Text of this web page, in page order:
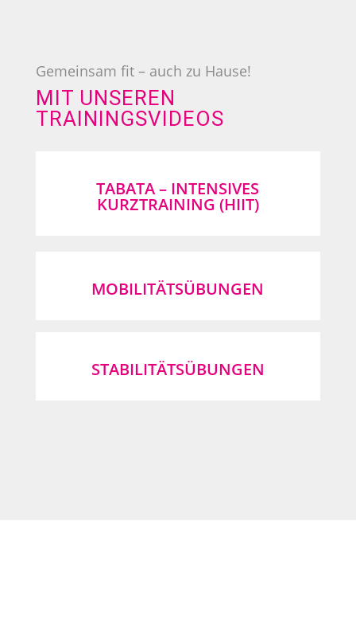
Gemeinsam fit – auch zu Hause!
MIT UNSEREN
TRAININGSVIDEOS
TABATA – INTENSIVES
KURZTRAINING (HIIT)
MOBILITÄTSÜBUNGEN
STABILITÄTSÜBUNGEN